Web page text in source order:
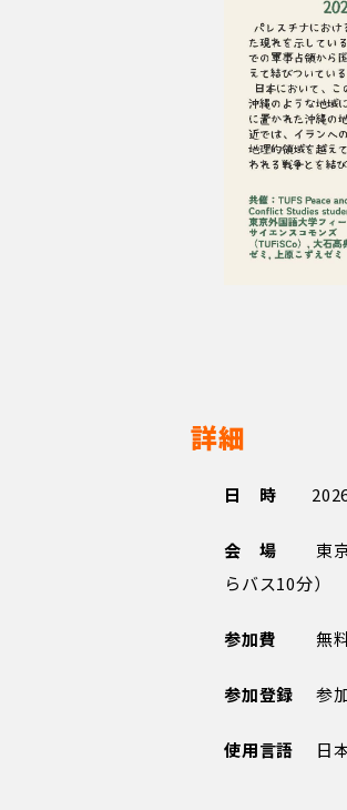
詳細
日 時 2026
会 場 東京
らバス10分）
参加費 無
参加登録 参
使用言語 日本